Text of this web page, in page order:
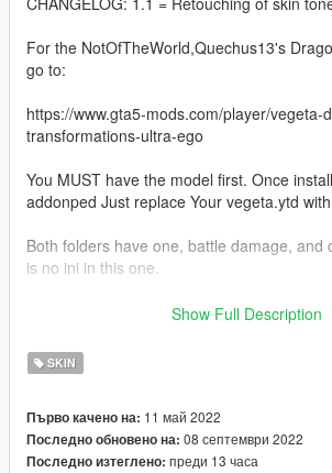
For the NotOfTheWorld,Quechus13's
go to:
https://www.gta5-mods.com/player/vegeta-
transformations-ultra-ego
You MUST have the model first. Once
addonped Just replace Your vegeta.ytd
Both folders have one, battle damage, and
is no ini in this one.
Skin art: icu2 PRODUCTIONSShow Full Description
SKIN
Първо качено на: 11 май 2022
Последно обновено на: 08 септември 2022
Последно изтеглено: преди 13 часа